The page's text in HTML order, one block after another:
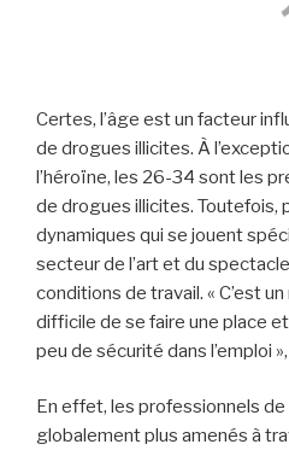
Certes, l’âge est un facteur
de drogues illicites. À
l’héroïne, les 26-34 sont les
de drogues illicites. Toutefois,
dynamiques qui se jouent
secteur de l’art et du
conditions de travail. « C’est
difficile de se faire une place
peu de sécurité dans l’emploi
En effet, les professionnels
globalement plus amenés à